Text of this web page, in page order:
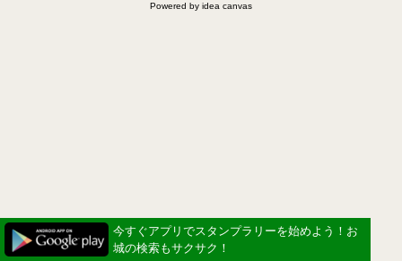
Powered by idea canvas
今すぐアプリでスタンプラリーを始めよう！お
城の検索もサクサク！